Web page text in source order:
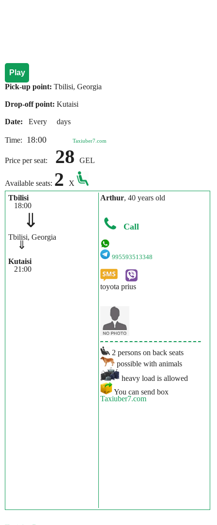
Play
Pick-up point: Tbilisi, Georgia
Drop-off point: Kutaisi
Date: Every days
Time: 18:00 Taxiuber7.com
Price per seat: 28 GEL
Available seats: 2
X
Tbilisi
18:00
⇓
Tbilisi, Georgia
⇓
Kutaisi
21:00
Arthur, 40 years old
Call
995593513348
toyota prius
2 persons on back seats
possible with animals
heavy load is allowed
You can send box
Taxiuber7.com